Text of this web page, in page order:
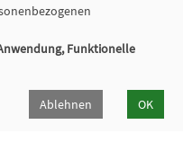
Funktionelle
Ablehnen OK